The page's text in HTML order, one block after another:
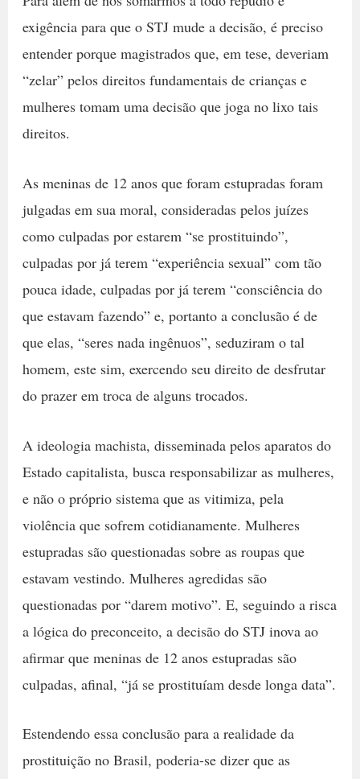
exigência para que o STJ mude a decisão, é preciso
entender porque magistrados que, em tese, deveriam
“zelar” pelos direitos fundamentais de crianças e
mulheres tomam uma decisão que joga no lixo tais
direitos.
As meninas de 12 anos que foram estupradas foram
julgadas em sua moral, consideradas pelos juízes
como culpadas por estarem “se prostituindo”,
culpadas por já terem “experiência sexual” com tão
pouca idade, culpadas por já terem “consciência do
que estavam fazendo” e, portanto a conclusão é de
que elas, “seres nada ingênuos”, seduziram o tal
homem, este sim, exercendo seu direito de desfrutar
do prazer em troca de alguns trocados.
A ideologia machista, disseminada pelos aparatos do
Estado capitalista, busca responsabilizar as mulheres,
e não o próprio sistema que as vitimiza, pela
violência que sofrem cotidianamente. Mulheres
estupradas são questionadas sobre as roupas que
estavam vestindo. Mulheres agredidas são
questionadas por “darem motivo”. E, seguindo a risca
a lógica do preconceito, a decisão do STJ inova ao
afirmar que meninas de 12 anos estupradas são
culpadas, afinal, “já se prostituíam desde longa data”.
Estendendo essa conclusão para a realidade da
prostituição no Brasil, poderia-se dizer que as